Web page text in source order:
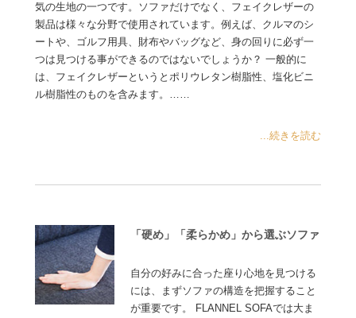
気の生地の一つです。ソファだけでなく、フェイクレザーの
製品は様々な分野で使用されています。例えば、クルマのシ
ートや、ゴルフ用具、財布やバッグなど、身の回りに必ず一
つは見つける事ができるのではないでしょうか？ 一般的に
は、フェイクレザーというとポリウレタン樹脂性、塩化ビニ
ル樹脂性のものを含みます。……
...続きを読む
「硬め」「柔らかめ」から選ぶソファ
自分の好みに合った座り心地を見つける
には、まずソファの構造を把握すること
が重要です。 FLANNEL SOFAでは大ま